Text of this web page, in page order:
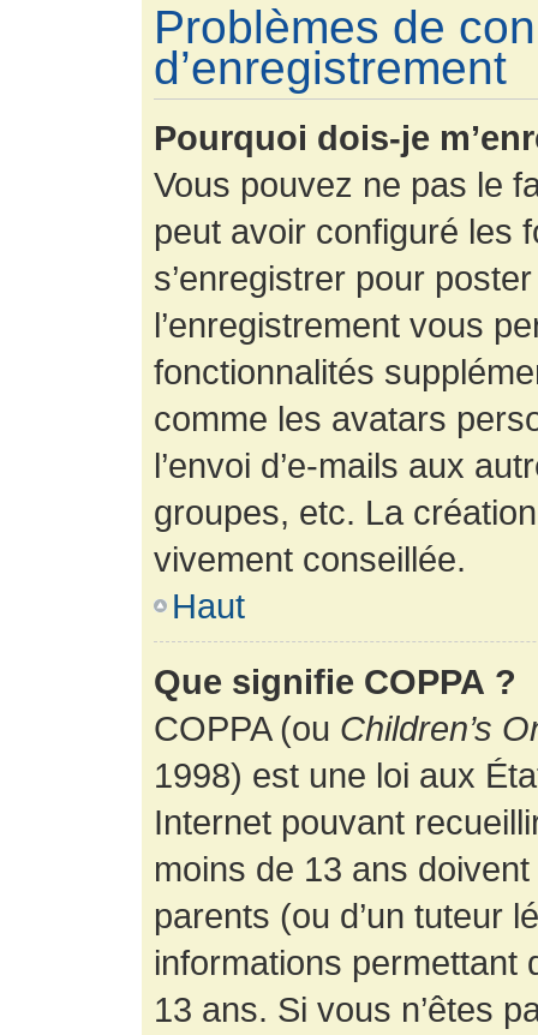
Problèmes de
d’enregistrement
Pourquoi dois-je
Vous pouvez ne pas le
peut avoir configuré les
s’enregistrer pour
l’enregistrement vous
fonctionnalités
comme les avatars
l’envoi d’e-mails aux
groupes, etc. La
vivement conseillée.
Haut
Que signifie COPPA ?
COPPA (ou Children’s
1998) est une loi aux
Internet pouvant
moins de 13 ans
parents (ou d’un tuteur
informations permettant
13 ans. Si vous n’êtes